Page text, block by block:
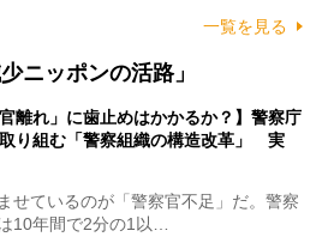
一覧を見る
ニッポンの活路」
官離れ」に歯止めはかかるか？】警察庁
り組む「警察組織の構造改革」 実
せているのが「警察官不足」だ。警察
10年間で2分の1以…